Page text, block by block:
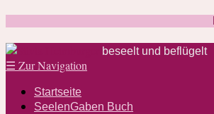
beseelt und beflügelt
☰ Zur Navigation
Startseite
SeelenGaben Buch